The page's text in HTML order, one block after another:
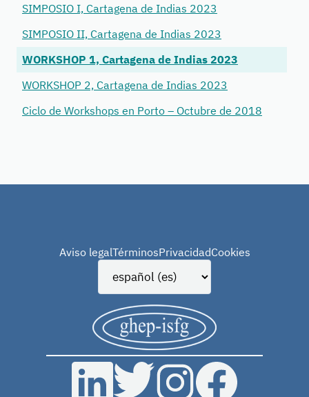
SIMPOSIO I, Cartagena de Indias 2023
SIMPOSIO II, Cartagena de Indias 2023
WORKSHOP 1, Cartagena de Indias 2023
WORKSHOP 2, Cartagena de Indias 2023
Ciclo de Workshops en Porto – Octubre de 2018
Aviso legalTérminosPrivacidadCookies